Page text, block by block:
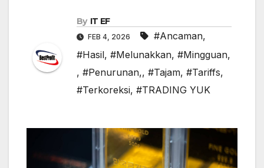
By IT EF
FEB 4, 2026 #Ancaman,
#Hasil, #Melunakkan, #Mingguan,
, #Penurunan,, #Tajam, #Tariffs,
#Terkoreksi, #TRADING YUK